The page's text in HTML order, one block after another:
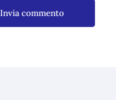
Invia commento